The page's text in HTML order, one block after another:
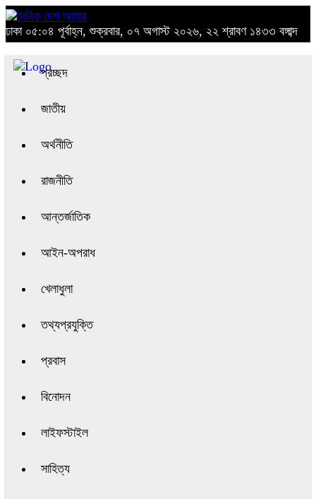
ঢাকা ০৫:০৪ পূর্বাহ্ন, শুক্রবার, ০৭ অগাস্ট ২০২৬, ২২ শ্রাবণ ১৪৩৩ বঙ্গাব্দ
প্রচ্ছদ
জাতীয়
অর্থনীতি
রাজনীতি
আন্তর্জাতিক
আইন-অপরাধ
খেলাধুলা
তথ্যপ্রযুক্তি
প্রবাস
বিনোদন
লাইফস্টাইল
সাহিত্য